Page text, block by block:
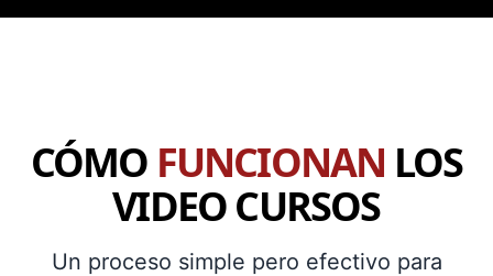
CÓMO FUNCIONAN LOS
VIDEO CURSOS
Un proceso simple pero efectivo para